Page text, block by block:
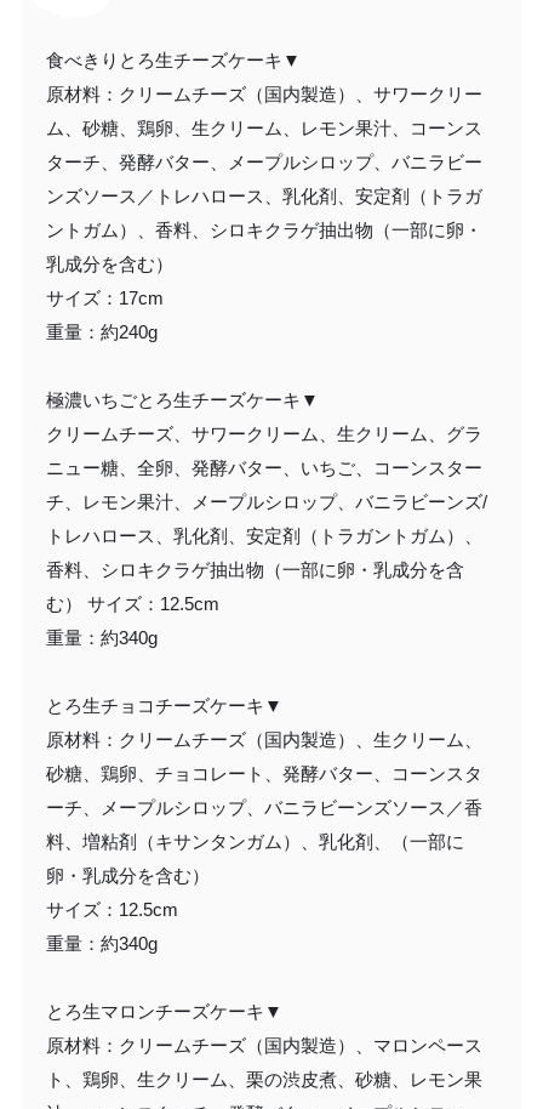
食べきりとろ生チーズケーキ▼
原材料：クリームチーズ（国内製造）、サワークリー
ム、砂糖、鶏卵、生クリーム、レモン果汁、コーンス
ターチ、発酵バター、メープルシロップ、バニラビー
ンズソース／トレハロース、乳化剤、安定剤（トラガ
ントガム）、香料、シロキクラゲ抽出物（一部に卵・
乳成分を含む）
サイズ：17cm
重量：約240g
極濃いちごとろ生チーズケーキ▼
クリームチーズ、サワークリーム、生クリーム、グラ
ニュー糖、全卵、発酵バター、いちご、コーンスター
チ、レモン果汁、メープルシロップ、バニラビーンズ/
トレハロース、乳化剤、安定剤（トラガントガム）、
香料、シロキクラゲ抽出物（一部に卵・乳成分を含
む） サイズ：12.5cm
重量：約340g
とろ生チョコチーズケーキ▼
原材料：クリームチーズ（国内製造）、生クリーム、
砂糖、鶏卵、チョコレート、発酵バター、コーンスタ
ーチ、メープルシロップ、バニラビーンズソース／香
料、増粘剤（キサンタンガム）、乳化剤、（一部に
卵・乳成分を含む）
サイズ：12.5cm
重量：約340g
とろ生マロンチーズケーキ▼
原材料：クリームチーズ（国内製造）、マロンペース
ト、鶏卵、生クリーム、栗の渋皮煮、砂糖、レモン果